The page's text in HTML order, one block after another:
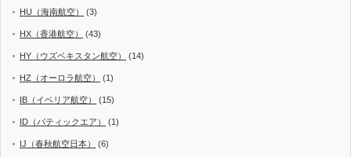
HU（海南航空） (3)
HX（香港航空） (43)
HY（ウズベキスタン航空） (14)
HZ（オーロラ航空） (1)
IB（イベリア航空） (15)
ID（バティックエア） (1)
IJ（春秋航空日本） (6)